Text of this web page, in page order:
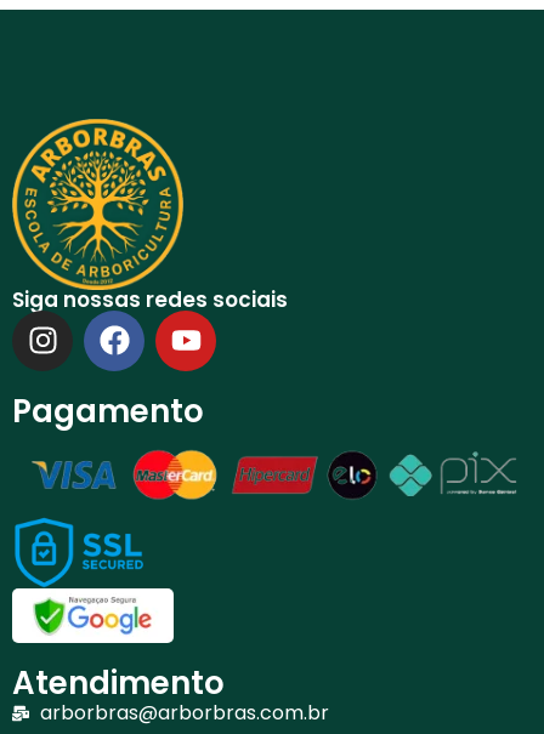
Siga nossas redes sociais
Pagamento
Atendimento
arborbras@arborbras.com.br